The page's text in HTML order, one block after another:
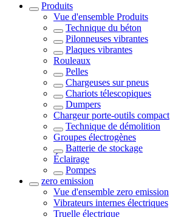
Produits
Vue d'ensemble Produits
Technique du béton
Pilonneuses vibrantes
Plaques vibrantes
Rouleaux
Pelles
Chargeuses sur pneus
Chariots télescopiques
Dumpers
Chargeur porte-outils compact
Technique de démolition
Groupes électrogènes
Batterie de stockage
Éclairage
Pompes
zero emission
Vue d'ensemble zero emission
Vibrateurs internes électriques
Truelle électrique